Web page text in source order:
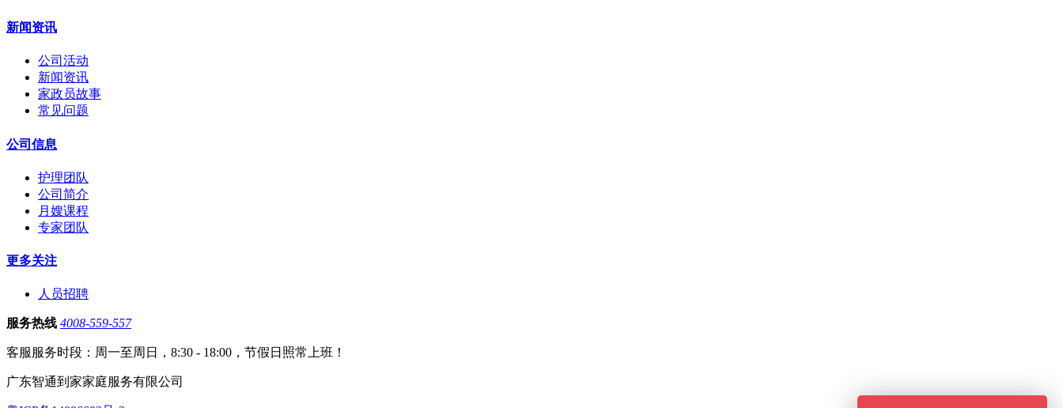
新闻资讯
公司活动
新闻资讯
家政员故事
常见问题
公司信息
护理团队
公司简介
月嫂课程
专家团队
更多关注
人员招聘
服务热线 4008-559-557
客服服务时段：周一至周日，8:30 - 18:00，节假日照常上班！
广东智通到家家庭服务有限公司